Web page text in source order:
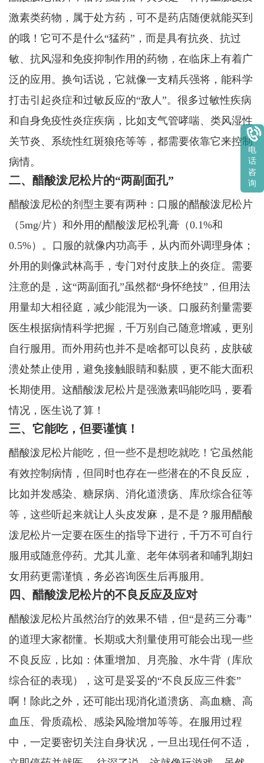
激素类药物，属于处方药，可不是药店随便就能买到
的哦！它可不是什么“猛药”，而是具有抗炎、抗过
敏、抗风湿和免疫抑制作用的药物，在临床上有着广
泛的应用。换句话说，它就像一支精兵强将，能科学
打击引起炎症和过敏反应的“敌人”。很多过敏性疾病
和自身免疫性炎症疾病，比如支气管哮喘、类风湿性
关节炎、系统性红斑狼疮等等，都需要依靠它来控制
病情。
二、醋酸泼尼松片的“两副面孔”
醋酸泼尼松的剂型主要有两种：口服的醋酸泼尼松片
（5mg/片）和外用的醋酸泼尼松乳膏（0.1%和
0.5%）。口服的就像内功高手，从内而外调理身体；
外用的则像武林高手，专门对付皮肤上的炎症。需要
注意的是，这“两副面孔”虽然都“身怀绝技”，但用法
用量却大相径庭，减少能混为一谈。口服药剂量需要
医生根据病情科学把握，千万别自己随意增减，更别
自行服用。而外用药也并不是啥都可以良药，皮肤破
溃处禁止使用，避免接触眼睛和黏膜，更不能大面积
长期使用。这醋酸泼尼松片是强激素吗能吃吗，要看
情况，医生说了算！
三、它能吃，但要谨慎！
醋酸泼尼松片能吃，但一些不是想吃就吃！它虽然能
有效控制病情，但同时也存在一些潜在的不良反应，
比如并发感染、糖尿病、消化道溃疡、库欣综合征等
等，这些听起来就让人头皮发麻，是不是？服用醋酸
泼尼松片一定要在医生的指导下进行，千万不可自行
服用或随意停药。尤其儿童、老年体弱者和哺乳期妇
女用药更需谨慎，务必咨询医生后再服用。
四、醋酸泼尼松片的不良反应及应对
醋酸泼尼松片虽然治疗的效果不错，但“是药三分毒”
的道理大家都懂。长期或大剂量使用可能会出现一些
不良反应，比如：体重增加、月亮脸、水牛背（库欣
综合征的表现），这可是妥妥的“不良反应三件套”
啊！除此之外，还可能出现消化道溃疡、高血糖、高
血压、骨质疏松、感染风险增加等等。在服用过程
中，一定要密切关注自身状况，一旦出现任何不适，
电
话
咨
询